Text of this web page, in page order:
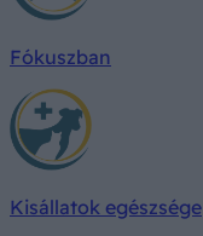
Fókuszban
Kisállatok egészsége